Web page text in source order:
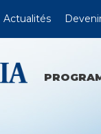
Actualités